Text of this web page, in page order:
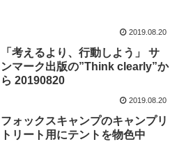
2019.08.20
「考えるより、行動しよう」 サ
ンマーク出版の”Think clearly”か
ら 20190820
2019.08.20
フォックスキャンプのキャンプリ
トリート用にテントを物色中